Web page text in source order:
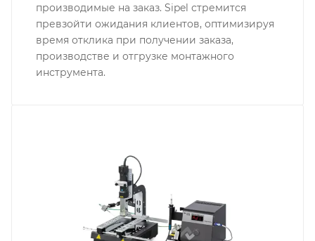
производимые на заказ. Sipel стремится
превзойти ожидания клиентов, оптимизируя
время отклика при получении заказа,
производстве и отгрузке монтажного
инструмента.